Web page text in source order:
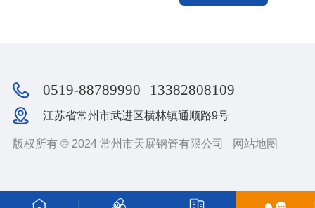
0519-88789990 13382808109
江苏省常州市武进区横林镇通顺路9号
版权所有 © 2024 常州市天展钢管有限公司 网站地图